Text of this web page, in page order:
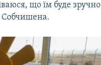
що їм буде зручно
Собчишена.